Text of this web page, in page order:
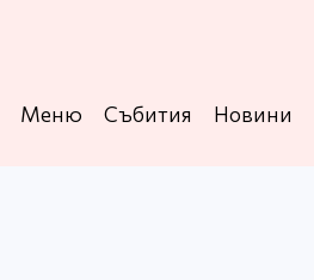
Меню Събития Новини